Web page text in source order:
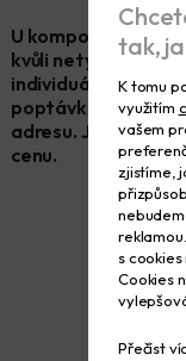
U komponent
kvůli netypickým
individuální cenu
poptávku,
adresu. Jen tak
cenu.
tak,
K tomu
využitím
vašem
zjistíme,
s
Cookies
Přečíst